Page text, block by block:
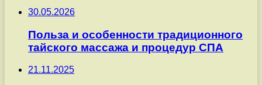
30.05.2026
Польза и особенности традиционного
тайского массажа и процедур СПА
21.11.2025